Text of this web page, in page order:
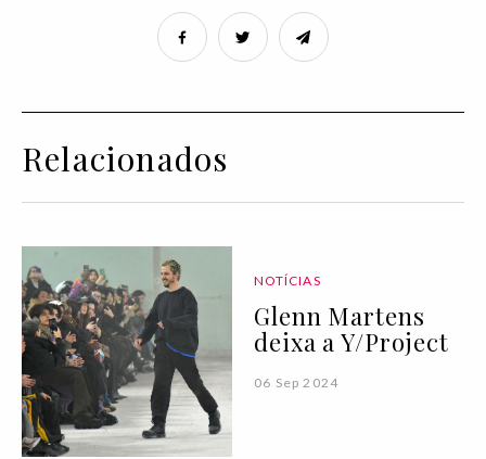
Relacionados
NOTÍCIAS
Glenn Martens
deixa a Y/Project
06 Sep 2024